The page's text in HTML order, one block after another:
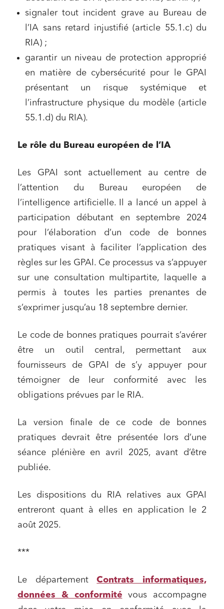
signaler tout incident grave au Bureau de
l’IA sans retard injustifié (article 55.1.c) du
RIA) ;
garantir un niveau de protection approprié
en matière de cybersécurité pour le GPAI
présentant un risque systémique et
l’infrastructure physique du modèle (article
55.1.d) du RIA).
Le rôle du Bureau européen de l’IA
Les GPAI sont actuellement au centre de
l’attention du Bureau européen de
l’intelligence artificielle. Il a lancé un appel à
participation débutant en septembre 2024
pour l’élaboration d’un code de bonnes
pratiques visant à faciliter l’application des
règles sur les GPAI. Ce processus va s’appuyer
sur une consultation multipartite, laquelle a
permis à toutes les parties prenantes de
s’exprimer jusqu’au 18 septembre dernier.
Le code de bonnes pratiques pourrait s’avérer
être un outil central, permettant aux
fournisseurs de GPAI de s’y appuyer pour
témoigner de leur conformité avec les
obligations prévues par le RIA.
La version finale de ce code de bonnes
pratiques devrait être présentée lors d’une
séance plénière en avril 2025, avant d’être
publiée.
Les dispositions du RIA relatives aux GPAI
entreront quant à elles en application le 2
août 2025.
***
Le départementContrats informatiques,
données & conformité vous accompagne